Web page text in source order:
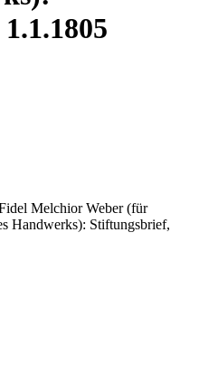
Melchior Weber (für
Handwerks): Stiftungsbrief,